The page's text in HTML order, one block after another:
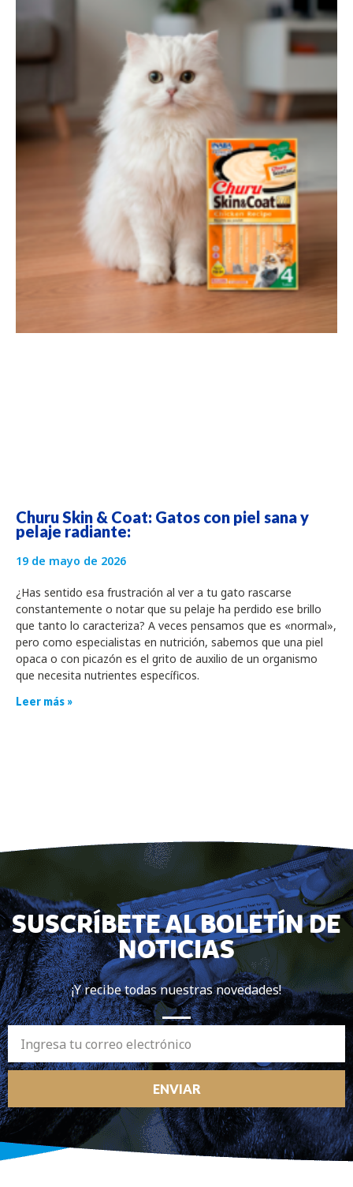
Churu Skin & Coat: Gatos con piel sana y
pelaje radiante:
19 de mayo de 2026
¿Has sentido esa frustración al ver a tu gato rascarse
constantemente o notar que su pelaje ha perdido ese brillo
que tanto lo caracteriza? A veces pensamos que es «normal»,
pero como especialistas en nutrición, sabemos que una piel
opaca o con picazón es el grito de auxilio de un organismo
que necesita nutrientes específicos.
Leer más »
SUSCRÍBETE AL BOLETÍN DE
NOTICIAS
¡Y recibe todas nuestras novedades!
ENVIAR